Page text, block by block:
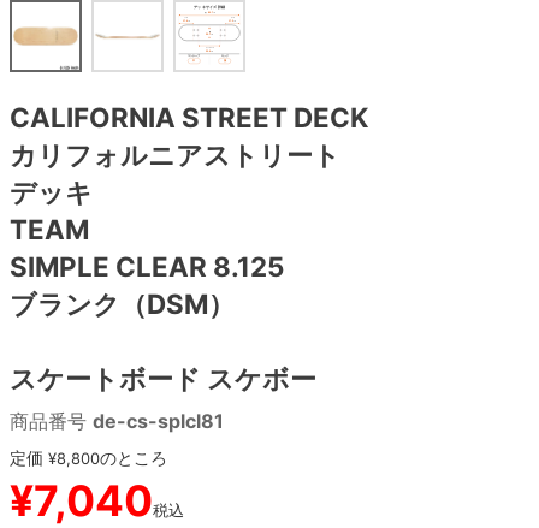
CALIFORNIA STREET DECK
カリフォルニアストリート
デッキ
TEAM
SIMPLE CLEAR 8.125
ブランク（DSM）
スケートボード スケボー
商品番号 de-cs-splcl81
定価 ¥8,800のところ
¥7,040税込
8.4inch
8.6inch
8.7inch
8.8inch
9.0inch以上
シェイプデッキ
高性能デッキ
8.5inch
8.7inch
8.8inch
8.9inch
64mm
70mm
72mm
75mm
スケートケース・バッグ
27.5cm
28.5cm
29cm
29.5cm
ソックス
サイズの測り方